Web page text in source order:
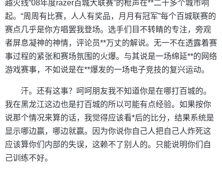
越火线“08年度razer百城大联赛”的枪声在**二十多个城市响
起。“周周有比赛，人人有奖品，月月有冠军”每个百城联赛的
赛点几乎是你方唱罢我登场。选手们目不转睛的专注，旁观
者屏息凝神的神情，评论员**万丈的解说。无一不在透露着赛
事过程的紧张和赛场氛围的火爆。与其说是一场绵延**的网络
游戏赛事，不如说是在**爆发的一场电子竞技的复兴运动。
汗。还有这事？呵呵朋友我不知道你是在哪打百城的。
我在黑龙江这边也是打百城的所以可能有点经验。如果按你
说那个情况来算的话，我觉得应该看*后的比分，结果系统是
显示哪边赢，哪边就赢。因为你说你自己人把自己人炸死这
应该算你们内部的失误，这赖不了别人的。只能说明你们自
己训练不好。